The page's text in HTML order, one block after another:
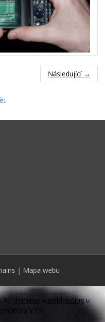
Následující →
| Mapa webu
AI, doména a webhostingu
v ČR